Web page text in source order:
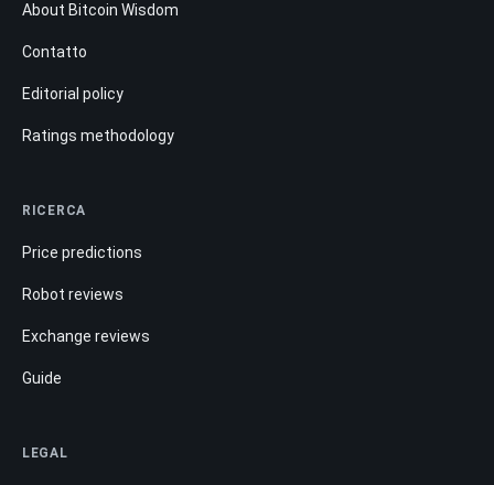
About Bitcoin Wisdom
Contatto
Editorial policy
Ratings methodology
RICERCA
Price predictions
Robot reviews
Exchange reviews
Guide
LEGAL